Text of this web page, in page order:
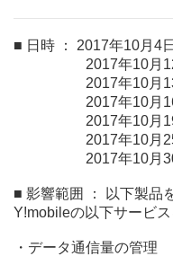
■ 日時 ： 2017年10月4
2017年10月12日
2017年10月13日
2017年10月16日
2017年10月19日
2017年10月25日
2017年10月30日
■ 影響範囲 ： 以下製品
Y!mobileの以下サービ
・データ通信量の管理